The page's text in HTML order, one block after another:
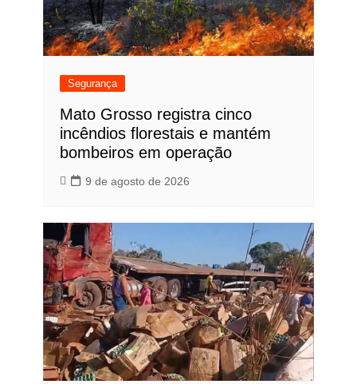
Segurança
Mato Grosso registra cinco
incêndios florestais e mantém
bombeiros em operação
9 de agosto de 2026